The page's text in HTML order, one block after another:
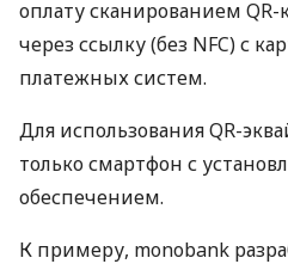
оплату сканированием
через ссылку (без NFC) с
платежных систем.
Для использования QR-
только смартфон с
обеспечением.
К примеру, monobank